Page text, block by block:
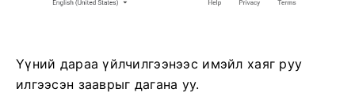
Үүний дараа үйлчилгээнээс имэйл хаяг руу
илгээсэн зааврыг дагана уу.